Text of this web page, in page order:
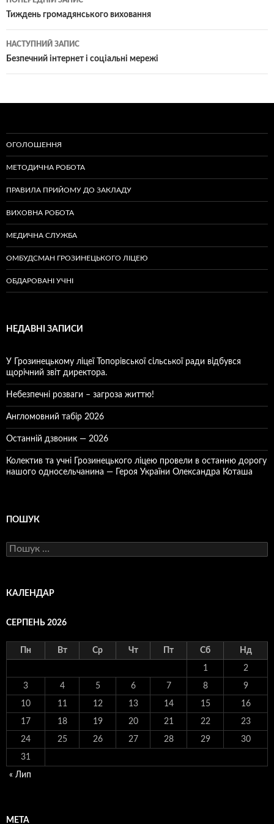
по
записам
Тиждень громадянського виховання
НАСТУПНИЙ ЗАПИС
Безпечний інтернет і соціальні мережі
ОГОЛОШЕННЯ
МЕТОДИЧНА РОБОТА
ПРАВИЛА ПРИЙОМУ ДО ЗАКЛАДУ
ВИХОВНА РОБОТА
МЕДИЧНА СЛУЖБА
ОМБУДСМАН ГРОЗИНЕЦЬКОГО ЛІЦЕЮ
ОБДАРОВАНІ УЧНІ
НЕДАВНІ ЗАПИСИ
У Грозинецькому ліцеї Топорівської сільської ради відбувся
щорічний звіт директора.
Небезпечні розваги – загроза життю!
Англомовний табір 2026
Останній дзвоник — 2026
Колектив та учні Грозинецького ліцею провели в останню дорогу
нашого односельчанина — Героя України Олександра Коташа
ПОШУК
Пошук:
КАЛЕНДАР
СЕРПЕНЬ 2026
Пн Вт Ср Чт Пт Сб Нд
1 2
3 4 5 6 7 8 9
10 11 12 13 14 15 16
17 18 19 20 21 22 23
24 25 26 27 28 29 30
31
« Лип
МЕТА